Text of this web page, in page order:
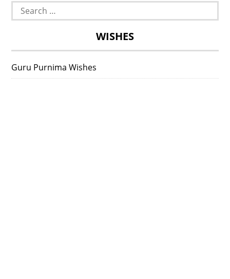
Search
for:
WISHES
Guru Purnima Wishes